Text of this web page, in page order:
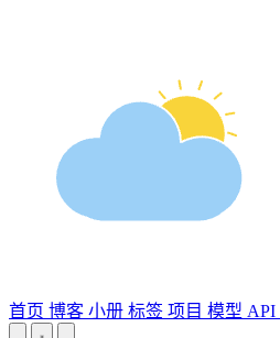
首页 博客 小册 标签 项目 模型 API